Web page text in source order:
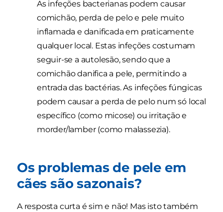
As infeções bacterianas podem causar
comichão, perda de pelo e pele muito
inflamada e danificada em praticamente
qualquer local. Estas infeções costumam
seguir-se a autolesão, sendo que a
comichão danifica a pele, permitindo a
entrada das bactérias. As infeções fúngicas
podem causar a perda de pelo num só local
específico (como micose) ou irritação e
morder/lamber (como malassezia).
Os problemas de pele em
cães são sazonais?
A resposta curta é sim e não! Mas isto também